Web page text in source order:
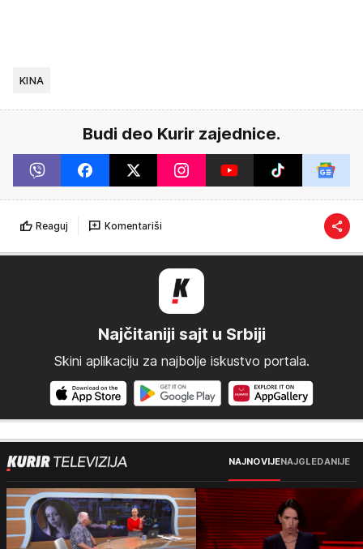
KINA
Budi deo Kurir zajednice.
Reaguj Komentariši
Najčitaniji sajt u Srbiji
Skini aplikaciju za najbolje iskustvo portala.
NAJNOVIJENAJGLEDANIJE